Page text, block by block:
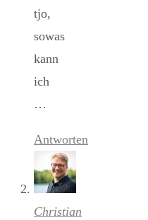
tjo,
sowas
kann
ich
…
Antworten
Christian